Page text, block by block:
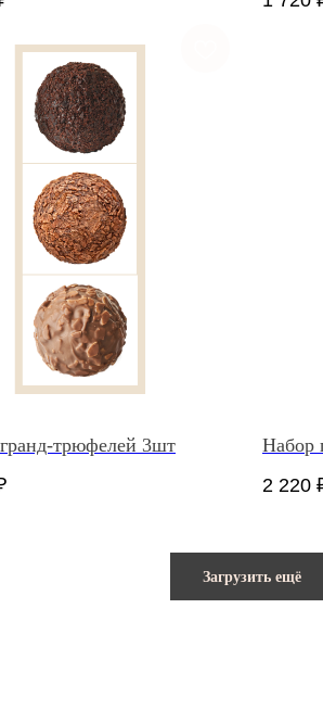
трюфелей 3шт
Набор
2 220
Загрузить ещё